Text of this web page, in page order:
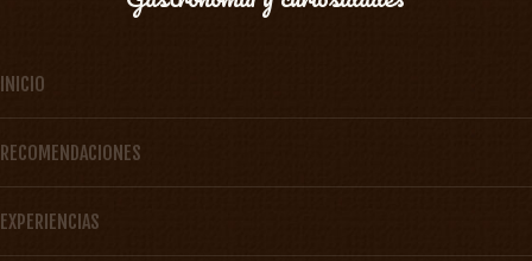
Menu
SKIP TO CONTENT
INICIO
RECOMENDACIONES
EXPERIENCIAS